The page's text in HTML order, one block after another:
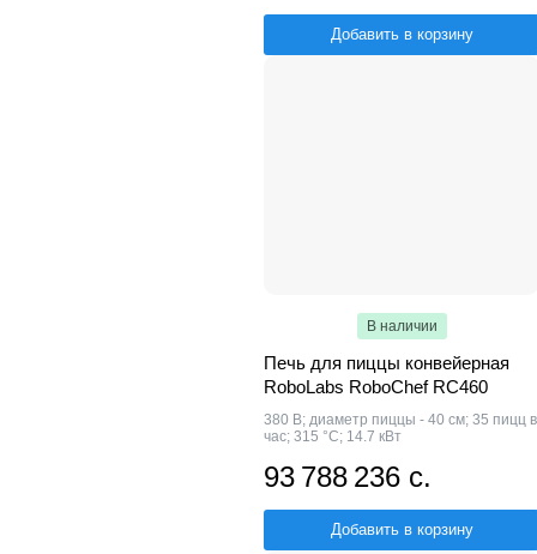
Добавить в корзину
В наличии
Печь для пиццы конвейерная
RoboLabs RoboChef RC460
380 В; диаметр пиццы - 40 см; 35 пицц в
час; 315 °С; 14.7 кВт
93 788 236 с.
Добавить в корзину